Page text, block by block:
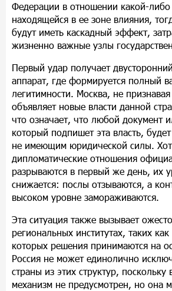
Федерации в отношении какой-либо
находящейся в ее зоне влияния,
будут иметь каскадный эффект,
жизненно важные узлы
Первый удар получает
аппарат, где формируется полный
легитимности. Москва, не
объявляет новые власти данной
что означает, что любой документ
который подпишет эта власть, будет
не имеющим юридической силы.
дипломатические отношения
разрываются в первый же день, их
снижается: послы отзываются, а
высоком уровне замораживаются.
Эта ситуация также вызывает
региональных институтах, таких
которых решения принимаются на
Россия не может единолично
страны из этих структур, поскольку
механизм не предусмотрен, но она